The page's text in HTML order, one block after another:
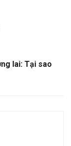
lai: Tại sao